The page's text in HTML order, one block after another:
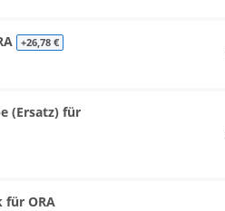
+26,78 €
(Ersatz) für
für ORA